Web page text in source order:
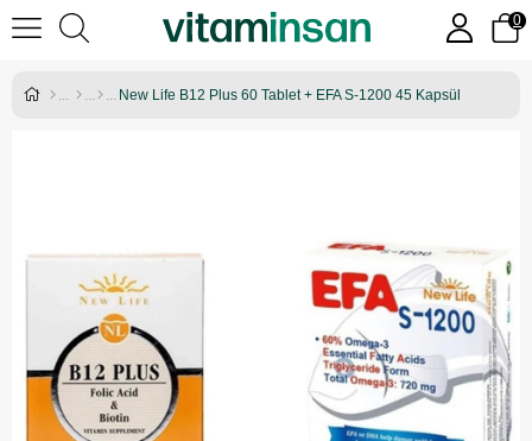
0
New Life B12 Plus 60 Tablet + EFA S-1200 45 Kapsül